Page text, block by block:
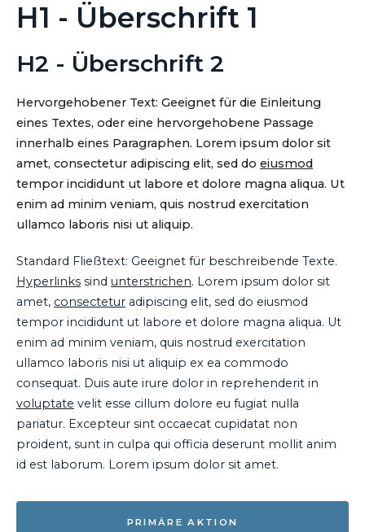
H1 - Überschrift 1
H2 - Überschrift 2
Hervorgehobener Text: Geeignet für die Einleitung
eines Textes, oder eine hervorgehobene Passage
innerhalb eines Paragraphen. Lorem ipsum dolor sit
amet, consectetur adipiscing elit, sed do eiusmod
tempor incididunt ut labore et dolore magna aliqua. Ut
enim ad minim veniam, quis nostrud exercitation
ullamco laboris nisi ut aliquip.
Standard Fließtext: Geeignet für beschreibende Texte.
Hyperlinks sind unterstrichen. Lorem ipsum dolor sit
amet, consectetur adipiscing elit, sed do eiusmod
tempor incididunt ut labore et dolore magna aliqua. Ut
enim ad minim veniam, quis nostrud exercitation
ullamco laboris nisi ut aliquip ex ea commodo
consequat. Duis aute irure dolor in reprehenderit in
voluptate velit esse cillum dolore eu fugiat nulla
pariatur. Excepteur sint occaecat cupidatat non
proident, sunt in culpa qui officia deserunt mollit anim
id est laborum. Lorem ipsum dolor sit amet.
PRIMÄRE AKTION